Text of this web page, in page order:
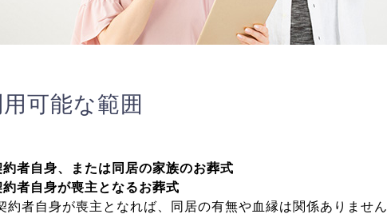
可能な範囲
約者自身、または同居の家族のお葬式
約者自身が喪主となるお葬式
約者自身が喪主となれば、同居の有無や血縁は関係ありません